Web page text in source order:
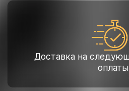
Доставка на
оплаты